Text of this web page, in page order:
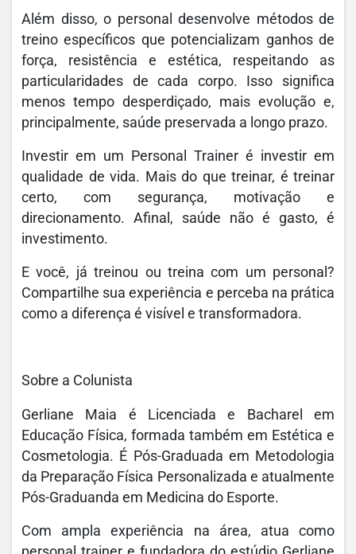
Além disso, o personal desenvolve métodos de
treino específicos que potencializam ganhos de
força, resistência e estética, respeitando as
particularidades de cada corpo. Isso significa
menos tempo desperdiçado, mais evolução e,
principalmente, saúde preservada a longo prazo.
Investir em um Personal Trainer é investir em
qualidade de vida. Mais do que treinar, é treinar
certo, com segurança, motivação e
direcionamento. Afinal, saúde não é gasto, é
investimento.
E você, já treinou ou treina com um personal?
Compartilhe sua experiência e perceba na prática
como a diferença é visível e transformadora.
Sobre a Colunista
Gerliane Maia é Licenciada e Bacharel em
Educação Física, formada também em Estética e
Cosmetologia. É Pós-Graduada em Metodologia
da Preparação Física Personalizada e atualmente
Pós-Graduanda em Medicina do Esporte.
Com ampla experiência na área, atua como